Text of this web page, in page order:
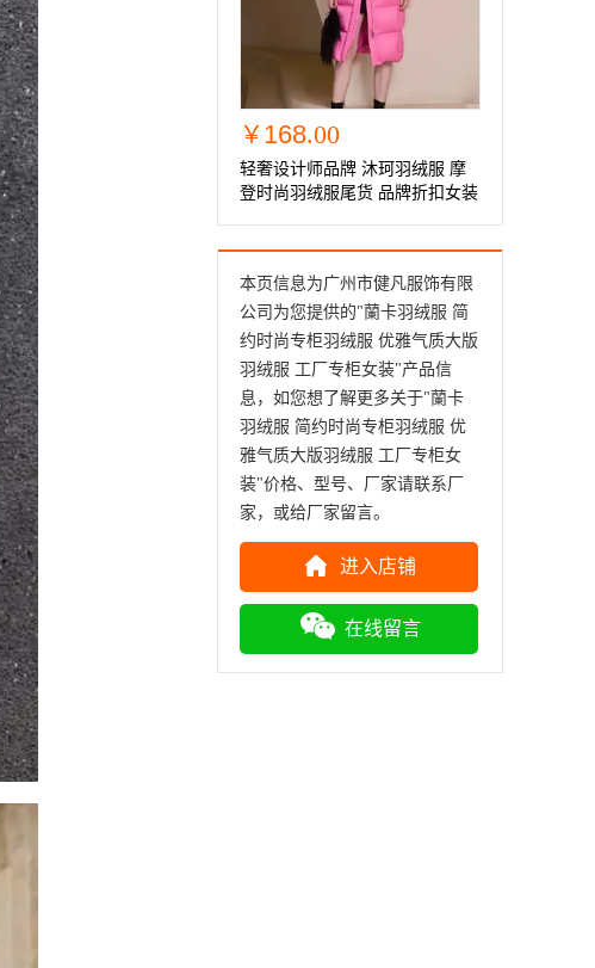
￥ 168.00
轻奢设计师品牌 沐珂羽绒服 摩
登时尚羽绒服尾货 品牌折扣女装
本页信息为广州市健凡服饰有限
公司为您提供的"蘭卡羽绒服 简
约时尚专柜羽绒服 优雅气质大版
羽绒服 工厂专柜女装"产品信
息，如您想了解更多关于"蘭卡
羽绒服 简约时尚专柜羽绒服 优
雅气质大版羽绒服 工厂专柜女
装"价格、型号、厂家请联系厂
家，或给厂家留言。
进入店铺
在线留言